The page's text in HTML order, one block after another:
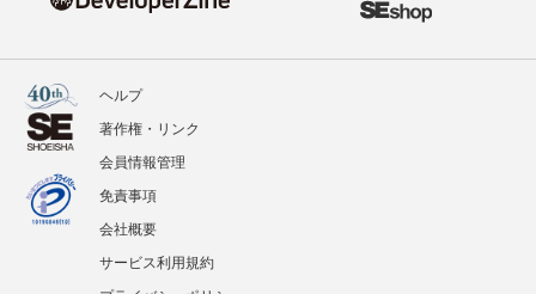
ヘルプ
著作権・リンク
会員情報管理
免責事項
会社概要
サービス利用規約